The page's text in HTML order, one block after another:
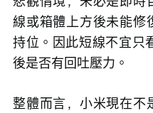
線或箱體上方後未能修
持位。因此短線不宜只
後是否有回吐壓力。
整體而言，小米現在不